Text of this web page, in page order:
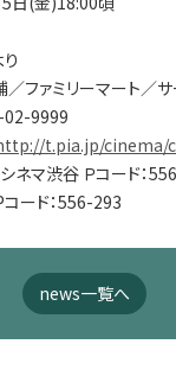
ファミリーマート／サ
02-9999
t.pia.jp/cinema/
ネマ渋谷 Ｐコード：
ード：556-293
news一覧へ